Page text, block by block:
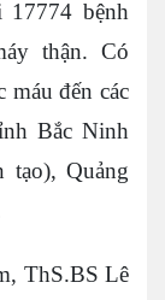
bệnh
thận. Có
máu đến các
Bắc Ninh
tạo), Quảng
ThS.BS Lê